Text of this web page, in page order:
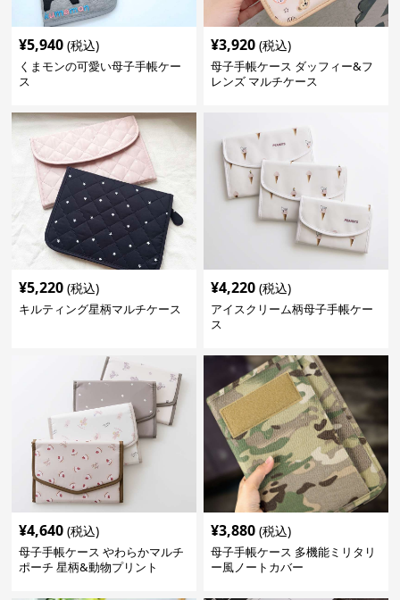
¥5,940 (税込)
くまモンの可愛い母子手帳ケー
ス
¥3,920 (税込)
母子手帳ケース ダッフィー&フ
レンズ マルチケース
¥5,220 (税込)
キルティング星柄マルチケース
¥4,220 (税込)
アイスクリーム柄母子手帳ケー
ス
¥4,640 (税込)
母子手帳ケース やわらかマルチ
ポーチ 星柄&動物プリント
¥3,880 (税込)
母子手帳ケース 多機能ミリタリ
ー風ノートカバー